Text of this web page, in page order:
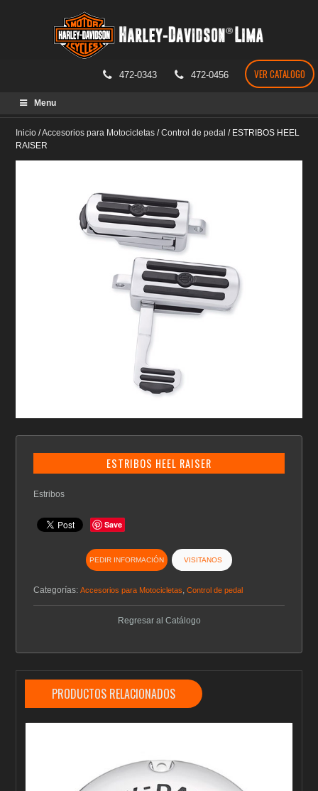
472-0343 472-0456 VER CATALOGO
Menu
Inicio /Accesorios para Motocicletas /Control de pedal / ESTRIBOS HEEL
RAISER
ESTRIBOS HEEL RAISER
Estribos
Save
PEDIR INFORMACIÓN VISITANOS
Categorías:Accesorios para Motocicletas,Control de pedal
Regresar al Catálogo
PRODUCTOS RELACIONADOS